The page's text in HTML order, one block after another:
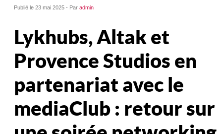
Publié le 23 mai 2025 - Paradmin
Lykhubs, Altak et
Provence Studios en
partenariat avec le
mediaClub : retour sur